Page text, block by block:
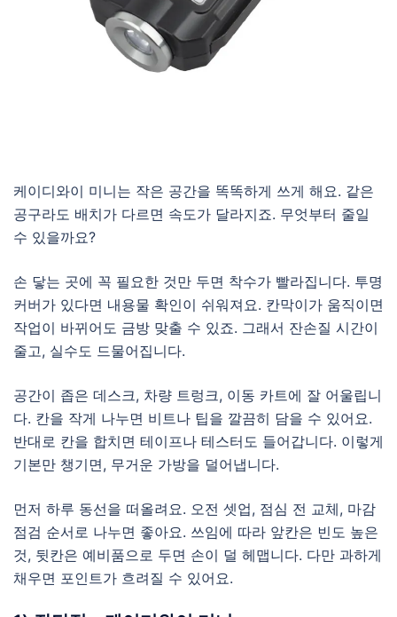
케이디와이 미니는 작은 공간을 똑똑하게 쓰게 해요. 같은
공구라도 배치가 다르면 속도가 달라지죠. 무엇부터 줄일
수 있을까요?
손 닿는 곳에 꼭 필요한 것만 두면 착수가 빨라집니다. 투명
커버가 있다면 내용물 확인이 쉬워져요. 칸막이가 움직이면
작업이 바뀌어도 금방 맞출 수 있죠. 그래서 잔손질 시간이
줄고, 실수도 드물어집니다.
공간이 좁은 데스크, 차량 트렁크, 이동 카트에 잘 어울립니
다. 칸을 작게 나누면 비트나 팁을 깔끔히 담을 수 있어요.
반대로 칸을 합치면 테이프나 테스터도 들어갑니다. 이렇게
기본만 챙기면, 무거운 가방을 덜어냅니다.
먼저 하루 동선을 떠올려요. 오전 셋업, 점심 전 교체, 마감
점검 순서로 나누면 좋아요. 쓰임에 따라 앞칸은 빈도 높은
것, 뒷칸은 예비품으로 두면 손이 덜 헤맵니다. 다만 과하게
채우면 포인트가 흐려질 수 있어요.